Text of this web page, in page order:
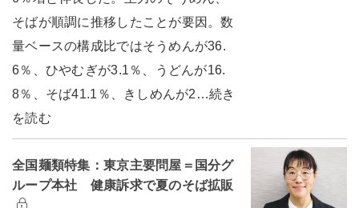
そばが順調に推移したことが要因。数
量ベースの構成比ではそうめんが36.
6％、ひやむぎが3.1％、うどんが16.
8％、そば41.1％、きしめんが2…続き
を読む
全国麺類特集：東京主要問屋＝国分グ
ループ本社 健康訴求で夏のそば拡販